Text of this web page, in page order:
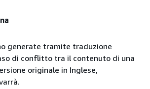
generate tramite traduzione
di conflitto tra il contenuto di una
originale in Inglese,